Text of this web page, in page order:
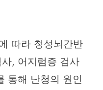
따라 청성뇌간반
, 어지럼증 검사
통해 난청의 원인